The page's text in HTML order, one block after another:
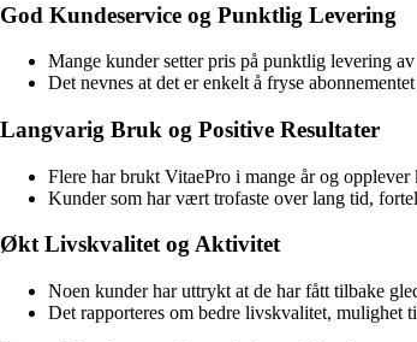
God Kundeservice og Punktlig Levering
Mange kunder setter pris på punktlig levering
Det nevnes at det er enkelt å fryse
Langvarig Bruk og Positive Resultater
Flere har brukt VitaePro i mange år og
Kunder som har vært trofaste over lang tid,
Økt Livskvalitet og Aktivitet
Noen kunder har uttrykt at de har fått tilbake
Det rapporteres om bedre livskvalitet, mulighet